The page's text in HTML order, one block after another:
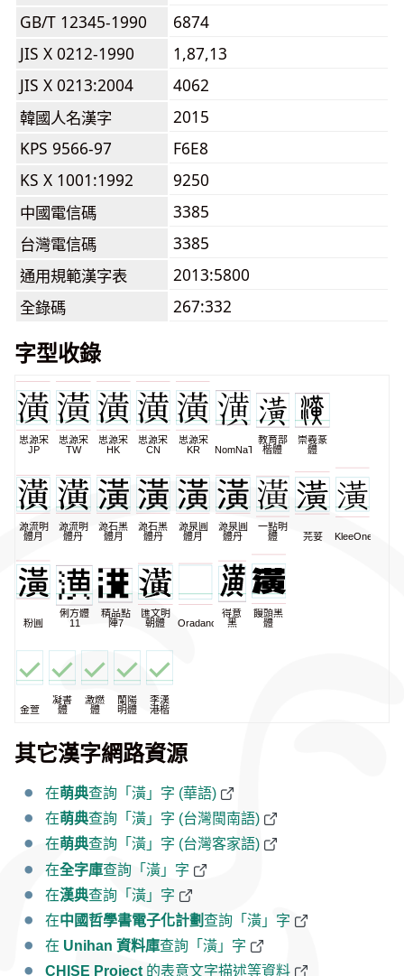
GB/T 12345-1990
6874
JIS X 0212-1990
1,87,13
JIS X 0213:2004
4062
韓國人名漢字
2015
KPS 9566-97
F6E8
KS X 1001:1992
9250
中國電信碼
3385
台灣電信碼
3385
通用規範漢字表
2013:5800
全錄碼
267:332
字型收錄
思源宋
JP
思源宋
TW
思源宋
HK
思源宋
CN
思源宋
KR
NomNaTong
教育部
楷體
崇羲篆
體
源流明
體月
源流明
體丹
源石黑
體月
源石黑
體丹
源泉圓
體月
源泉圓
體丹
一點明
體
芫荽 KleeOne
粉圓
俐方體
11
精品點
陣7
匯文明
朝體
Oradano
得意
黑
饅頭黑
體
金萱
凝書
體
激燃
體
蘭陽
明體
李漢
港楷
其它漢字網路資源
在萌典查詢「潢」字 (華語)
在萌典查詢「潢」字 (台灣閩南語)
在萌典查詢「潢」字 (台灣客家語)
在全字庫查詢「潢」字
在漢典查詢「潢」字
在中國哲學書電子化計劃查詢「潢」字
在 Unihan 資料庫查詢「潢」字
CHISE Project 的表意文字描述等資料